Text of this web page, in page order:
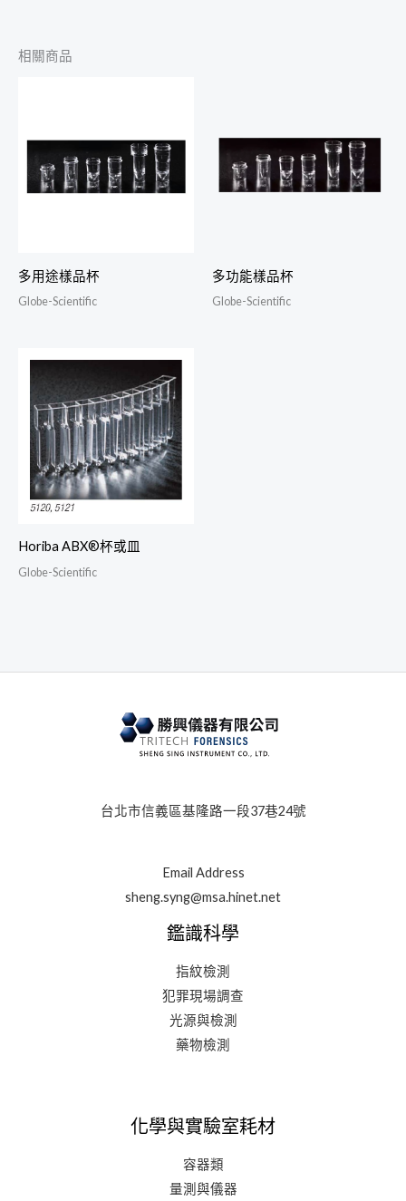
相關商品
多用途樣品杯
Globe-Scientific
多功能樣品杯
Globe-Scientific
Horiba ABX®杯或皿
Globe-Scientific
台北市信義區基隆路一段37巷24號
Email Address
sheng.syng@msa.hinet.net
鑑識科學
指紋檢測
犯罪現場調查
光源與檢測
藥物檢測
化學與實驗室耗材
容器類
量測與儀器